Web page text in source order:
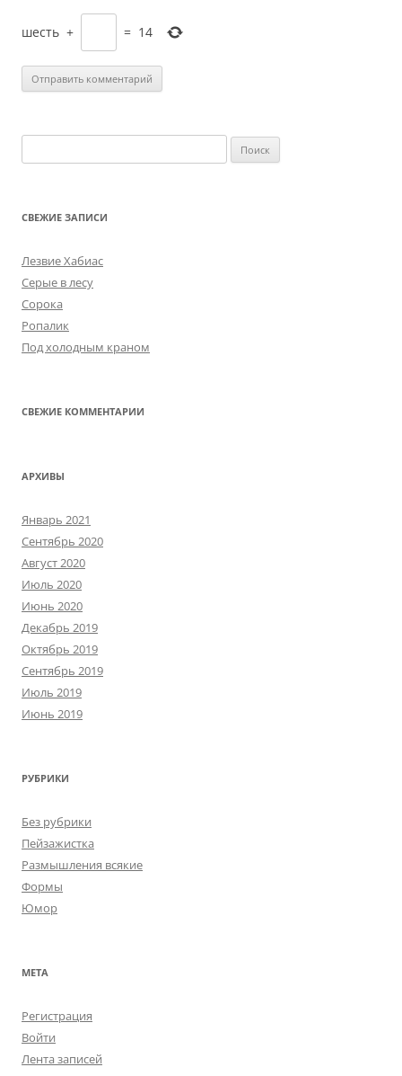
шесть + = 14
СВЕЖИЕ ЗАПИСИ
Лезвие Хабиас
Серые в лесу
Сорока
Ропалик
Под холодным краном
СВЕЖИЕ КОММЕНТАРИИ
АРХИВЫ
Январь 2021
Сентябрь 2020
Август 2020
Июль 2020
Июнь 2020
Декабрь 2019
Октябрь 2019
Сентябрь 2019
Июль 2019
Июнь 2019
РУБРИКИ
Без рубрики
Пейзажистка
Размышления всякие
Формы
Юмор
МЕТА
Регистрация
Войти
Лента записей